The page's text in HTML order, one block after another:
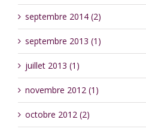
septembre 2014 (2)
septembre 2013 (1)
juillet 2013 (1)
novembre 2012 (1)
octobre 2012 (2)